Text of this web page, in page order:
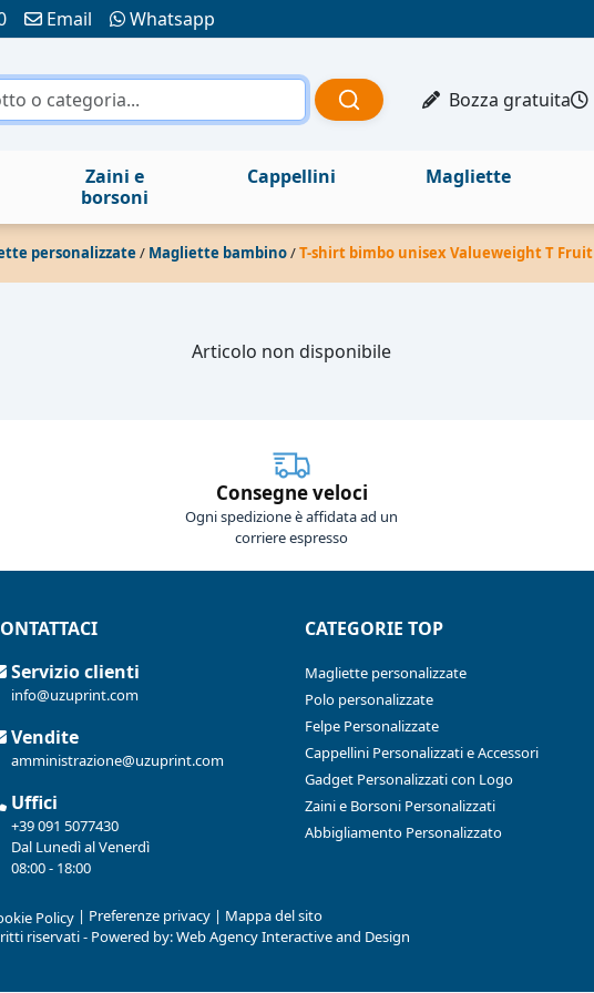
Email Whatsapp
Bozza gratuita
Zaini e
borsoni
Cappellini Magliette
personalizzate / Magliette bambino/T-shirt bimbo unisex Valueweight T Fruit
Articolo non disponibile
Consegne veloci
Ogni spedizione è affidata ad un
corriere espresso
Servizio clienti
info@uzuprint.com
Vendite
amministrazione@uzuprint.com
Uffici
+39 091 5077430
Dal Lunedì al Venerdì
08:00 - 18:00
CATEGORIE TOP
Magliette personalizzate
Polo personalizzate
Felpe Personalizzate
Cappellini Personalizzati e Accessori
Gadget Personalizzati con Logo
Zaini e Borsoni Personalizzati
Abbigliamento Personalizzato
Policy | Preferenze privacy | Mappa del sito
riservati - Powered by:Web Agency Interactive and Design